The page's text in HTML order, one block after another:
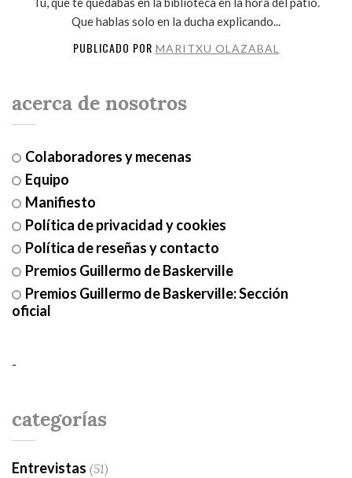
Que hablas solo en la ducha explicando...
PUBLICADO POR MARITXU OLAZABAL
acerca de nosotros
Colaboradores y mecenas
Equipo
Manifiesto
Política de privacidad y cookies
Política de reseñas y contacto
Premios Guillermo de Baskerville
Premios Guillermo de Baskerville: Sección
oficial
-
categorías
Entrevistas (51)